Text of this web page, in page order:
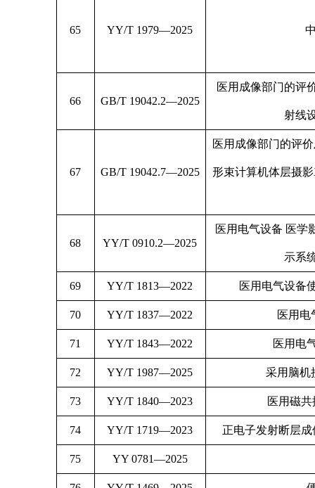
65 YY/T 1979—2025
66 GB/T 19042.2—2025
医用成像部门的评
射线
67 GB/T 19042.7—2025
医用成像部门的评
形束计算机体层摄
68 YY/T 0910.2—2025
医用电气设备 医学
示系
69 YY/T 1813—2022 医用电气设备
70 YY/T 1837—2022 医用电
71 YY/T 1843—2022 医用电
72 YY/T 1987—2025 采用脑机
73 YY/T 1840—2023 医用磁
74 YY/T 1719—2023 正电子发射断层
75 YY 0781—2025